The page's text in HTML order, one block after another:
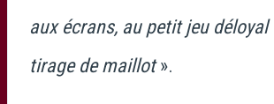
aux écrans, au petit jeu déloyal
tirage de maillot».